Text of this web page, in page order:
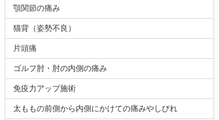
顎関節の痛み
猫背（姿勢不良）
片頭痛
ゴルフ肘・肘の内側の痛み
免疫力アップ施術
太ももの前側から内側にかけての痛みやしびれ